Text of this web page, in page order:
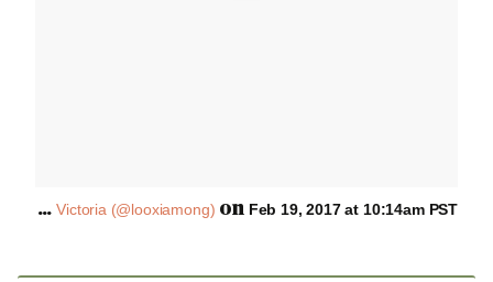
A
post shared by Victoria (@looxiamong) on Feb 19, 2017 at 10:14am PST